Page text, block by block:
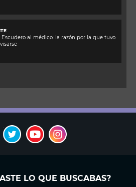
Escudero al médico: la razón por la que tuvo
LO QUE BUSCABAS?